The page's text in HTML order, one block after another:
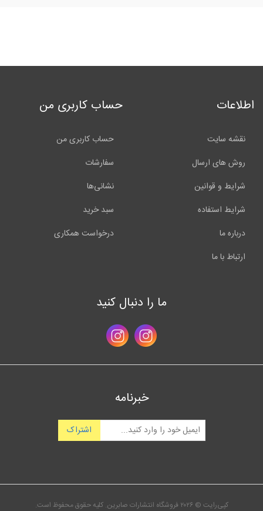
اطلاعات
نقشه سایت
روش های ارسال
شرایط و قوانین
شرایط استفاده
درباره ما
ارتباط با ما
حساب کاربری من
حساب کاربری من
سفارشات
نشانی‌ها
سبد خرید
درخواست همکاری
ما را دنبال کنید
خبرنامه
اشتراک
کپی‌رایت © ۲۰۲۶ فروشگاه انتشارات صابرین. کلیه حقوق محفوظ است.